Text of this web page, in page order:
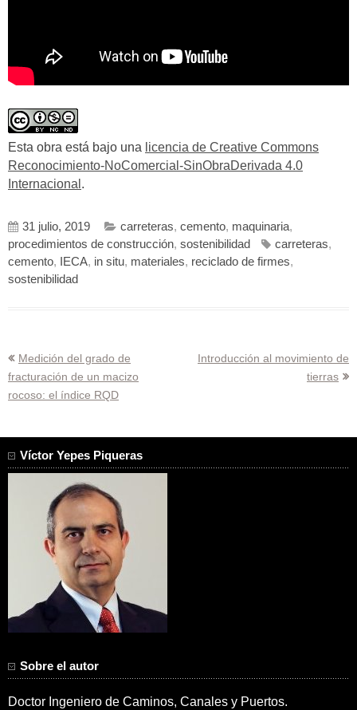
Esta obra está bajo una licencia de Creative Commons
Reconocimiento-NoComercial-SinObraDerivada 4.0
Internacional .
31 julio, 2019 carreteras, cemento, maquinaria,
procedimientos de construcción, sostenibilidad carreteras,
cemento, IECA, in situ, materiales, reciclado de firmes,
sostenibilidad
Navegación
de
Medición del grado de
fracturación de un macizo
rocoso: el índice RQD
Introducción al movimiento de
tierras
Víctor Yepes Piqueras
Sobre el autor
Doctor Ingeniero de Caminos, Canales y Puertos.